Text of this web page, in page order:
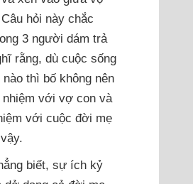
hỏi này chắc
3 người dám trả
rằng, dù cuộc sống
thì bố không nên
nhiệm với vợ con và
với cuộc đời mẹ
biết, sự ích kỷ